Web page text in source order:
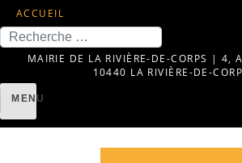
ACCUEIL
Recherche
MAIRIE DE LA RIVIÈRE-DE-CORPS | 4,
10440 LA RIVIÈRE-DE-